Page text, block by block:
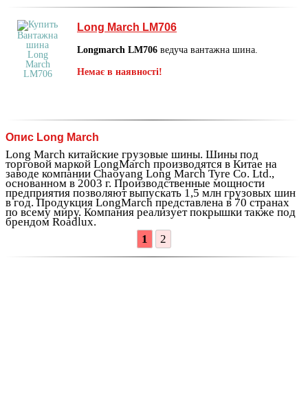
Long March LM706
Longmarch LM706 ведуча вантажна шина.
Немає в наявності!
Опис Long March
Long March китайские грузовые шины. Шины под
торговой маркой LongMarch производятся в Китае на
заводе компании Chaoyang Long March Tyre Co. Ltd.,
основанном в 2003 г. Производственные мощности
предприятия позволяют выпускать 1,5 млн грузовых шин
в год. Продукция LongMarch представлена в 70 странах
по всему миру. Компания реализует покрышки также под
брендом Roadlux.
1
2